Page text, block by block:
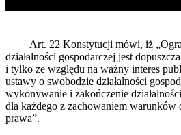
Art. 22 Konstytucji mówi, iż
działalności gospodarczej jest
i tylko ze względu na ważny interes
ustawy o swobodzie działalności
wykonywanie i zakończenie
dla każdego z zachowaniem warunków
prawa”.